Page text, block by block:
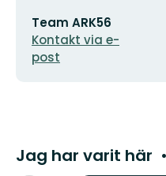
postadress
Team ARK56
Kontakt via e-
post
Jag har varit här